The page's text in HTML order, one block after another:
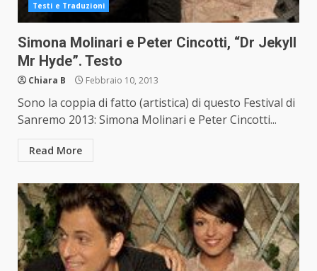
Testi e Traduzioni
Simona Molinari e Peter Cincotti, “Dr Jekyll
Mr Hyde”. Testo
Chiara B Febbraio 10, 2013
Sono la coppia di fatto (artistica) di questo Festival di
Sanremo 2013: Simona Molinari e Peter Cincotti...
Read More